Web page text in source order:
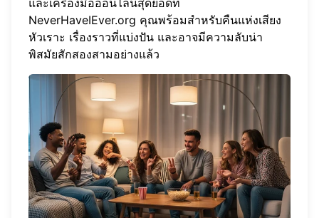
NeverHaveIEver.org คุณพร้อมสำหรับคืนแห่งเสียง
หัวเราะ เรื่องราวที่แบ่งปัน และอาจมีความลับน่า
พิสมัยสักสองสามอย่างแล้ว